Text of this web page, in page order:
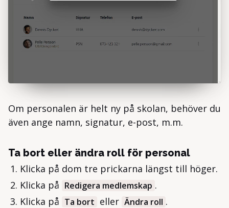
Om personalen är helt ny på skolan, behöver du
även ange namn, signatur, e-post, m.m.
Ta bort eller ändra roll för personal
Klicka på dom tre prickarna längst till höger.
Klicka på Redigera medlemskap .
Klicka på Ta bort eller Ändra roll .